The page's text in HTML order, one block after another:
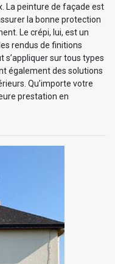
La peinture de façade est
la bonne protection
Le crépi, lui, est un
rendus de finitions
sur tous types
également des solutions
Qu’importe votre
prestation en